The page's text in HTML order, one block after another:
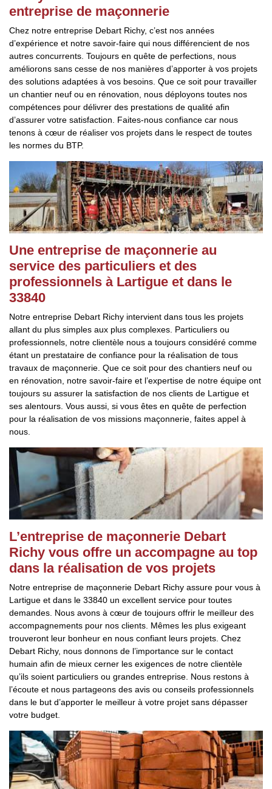
entreprise de maçonnerie
Chez notre entreprise Debart Richy, c’est nos années
d’expérience et notre savoir-faire qui nous différencient de nos
autres concurrents. Toujours en quête de perfections, nous
améliorons sans cesse de nos manières d’apporter à vos projets
des solutions adaptées à vos besoins. Que ce soit pour travailler
un chantier neuf ou en rénovation, nous déployons toutes nos
compétences pour délivrer des prestations de qualité afin
d’assurer votre satisfaction. Faites-nous confiance car nous
tenons à cœur de réaliser vos projets dans le respect de toutes
les normes du BTP.
Une entreprise de maçonnerie au
service des particuliers et des
professionnels à Lartigue et dans le
33840
Notre entreprise Debart Richy intervient dans tous les projets
allant du plus simples aux plus complexes. Particuliers ou
professionnels, notre clientèle nous a toujours considéré comme
étant un prestataire de confiance pour la réalisation de tous
travaux de maçonnerie. Que ce soit pour des chantiers neuf ou
en rénovation, notre savoir-faire et l’expertise de notre équipe ont
toujours su assurer la satisfaction de nos clients de Lartigue et
ses alentours. Vous aussi, si vous êtes en quête de perfection
pour la réalisation de vos missions maçonnerie, faites appel à
nous.
L’entreprise de maçonnerie Debart
Richy vous offre un accompagne au top
dans la réalisation de vos projets
Notre entreprise de maçonnerie Debart Richy assure pour vous à
Lartigue et dans le 33840 un excellent service pour toutes
demandes. Nous avons à cœur de toujours offrir le meilleur des
accompagnements pour nos clients. Mêmes les plus exigeant
trouveront leur bonheur en nous confiant leurs projets. Chez
Debart Richy, nous donnons de l’importance sur le contact
humain afin de mieux cerner les exigences de notre clientèle
qu’ils soient particuliers ou grandes entreprise. Nous restons à
l’écoute et nous partageons des avis ou conseils professionnels
dans le but d’apporter le meilleur à votre projet sans dépasser
votre budget.